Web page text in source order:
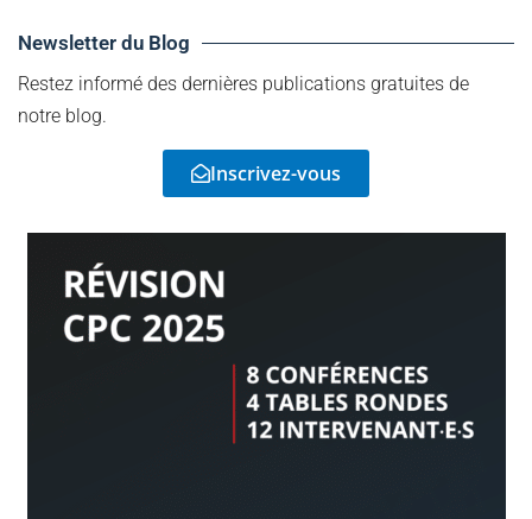
Newsletter du Blog
Restez informé des dernières publications gratuites de
notre blog.
Inscrivez-vous